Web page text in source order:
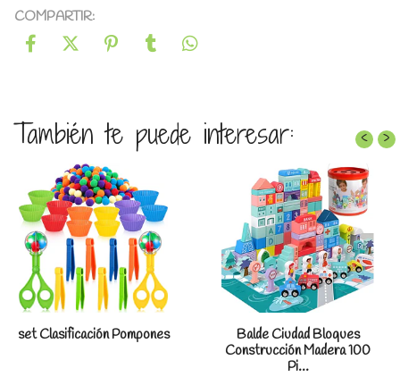
COMPARTIR:
También te puede interesar:
set Clasificación Pompones
Balde Ciudad Bloques
Construcción Madera 100
Pi...
‹ ›